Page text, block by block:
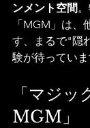
ンメント空間
「MGM」は
す、まるで"隠
験が待っていま
「マジ
MGM」